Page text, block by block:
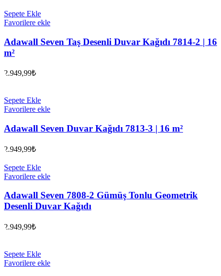
Sepete Ekle
Favorilere ekle
Adawall Seven Taş Desenli Duvar Kağıdı 7814-2 | 16
m²
2.949,99₺
Sepete Ekle
Favorilere ekle
Adawall Seven Duvar Kağıdı 7813-3 | 16 m²
2.949,99₺
Sepete Ekle
Favorilere ekle
Adawall Seven 7808-2 Gümüş Tonlu Geometrik
Desenli Duvar Kağıdı
2.949,99₺
Sepete Ekle
Favorilere ekle